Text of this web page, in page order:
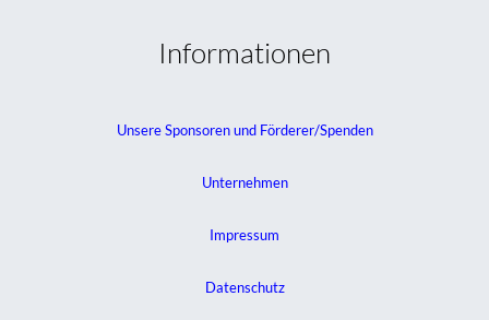
Informationen
Unsere Sponsoren und Förderer/Spenden
Unternehmen
Impressum
Datenschutz